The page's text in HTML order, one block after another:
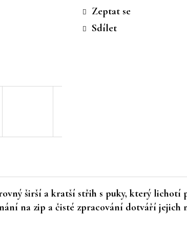
cena:Zeptat se
Sdílet
širší a kratší střih s puky, který lichotí
na zip a čisté zpracování dotváří jejich